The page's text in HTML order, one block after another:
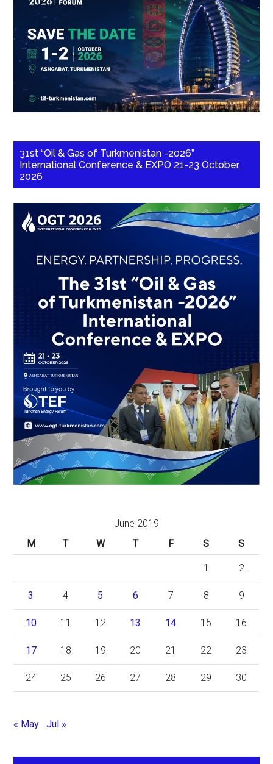
31st “Oil & Gas of Turkmenistan -2026”
International Conference & EXPO 21-23 October,
2026
June 2019
M
T W T F S S
1 2
3 4 5 6 7 8 9
10 11 12 13 14 15 16
17 18 19 20 21 22 23
24 25 26 27 28 29 30
« May Jul »